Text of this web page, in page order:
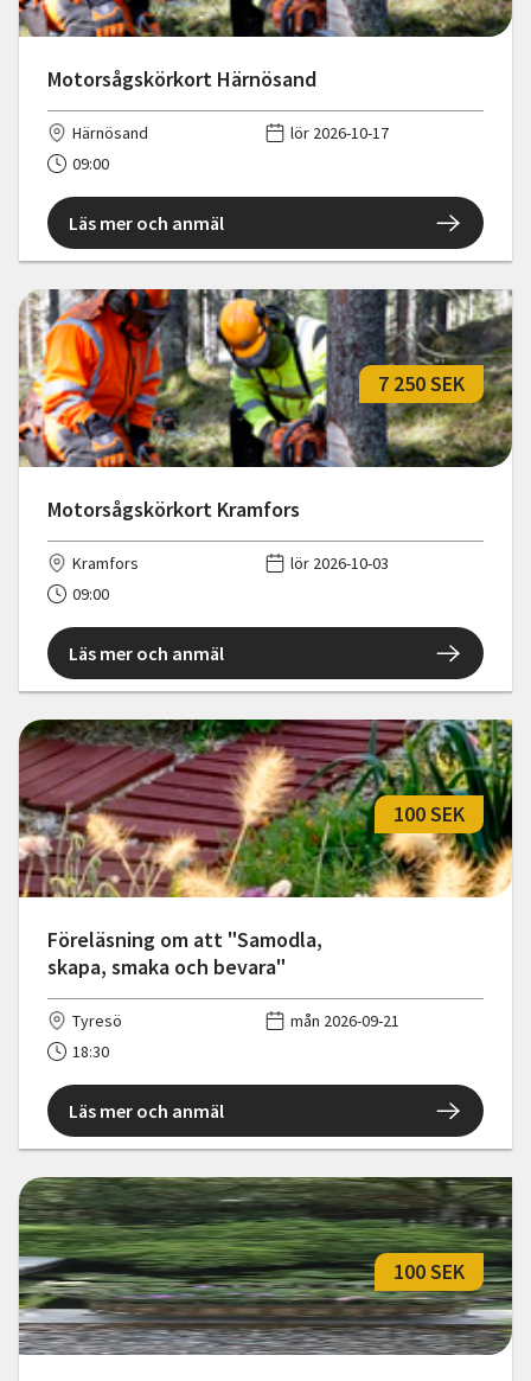
Motorsågskörkort Härnösand
Härnösand
lör 2026-10-17
09:00
Läs mer och anmäl
Motorsågskörkort Kramfors
7 250 SEK
Kramfors
lör 2026-10-03
09:00
Läs mer och anmäl
Föreläsning om att "Samodla,
skapa, smaka och bevara"
100 SEK
Tyresö
mån 2026-09-21
18:30
Läs mer och anmäl
100 SEK